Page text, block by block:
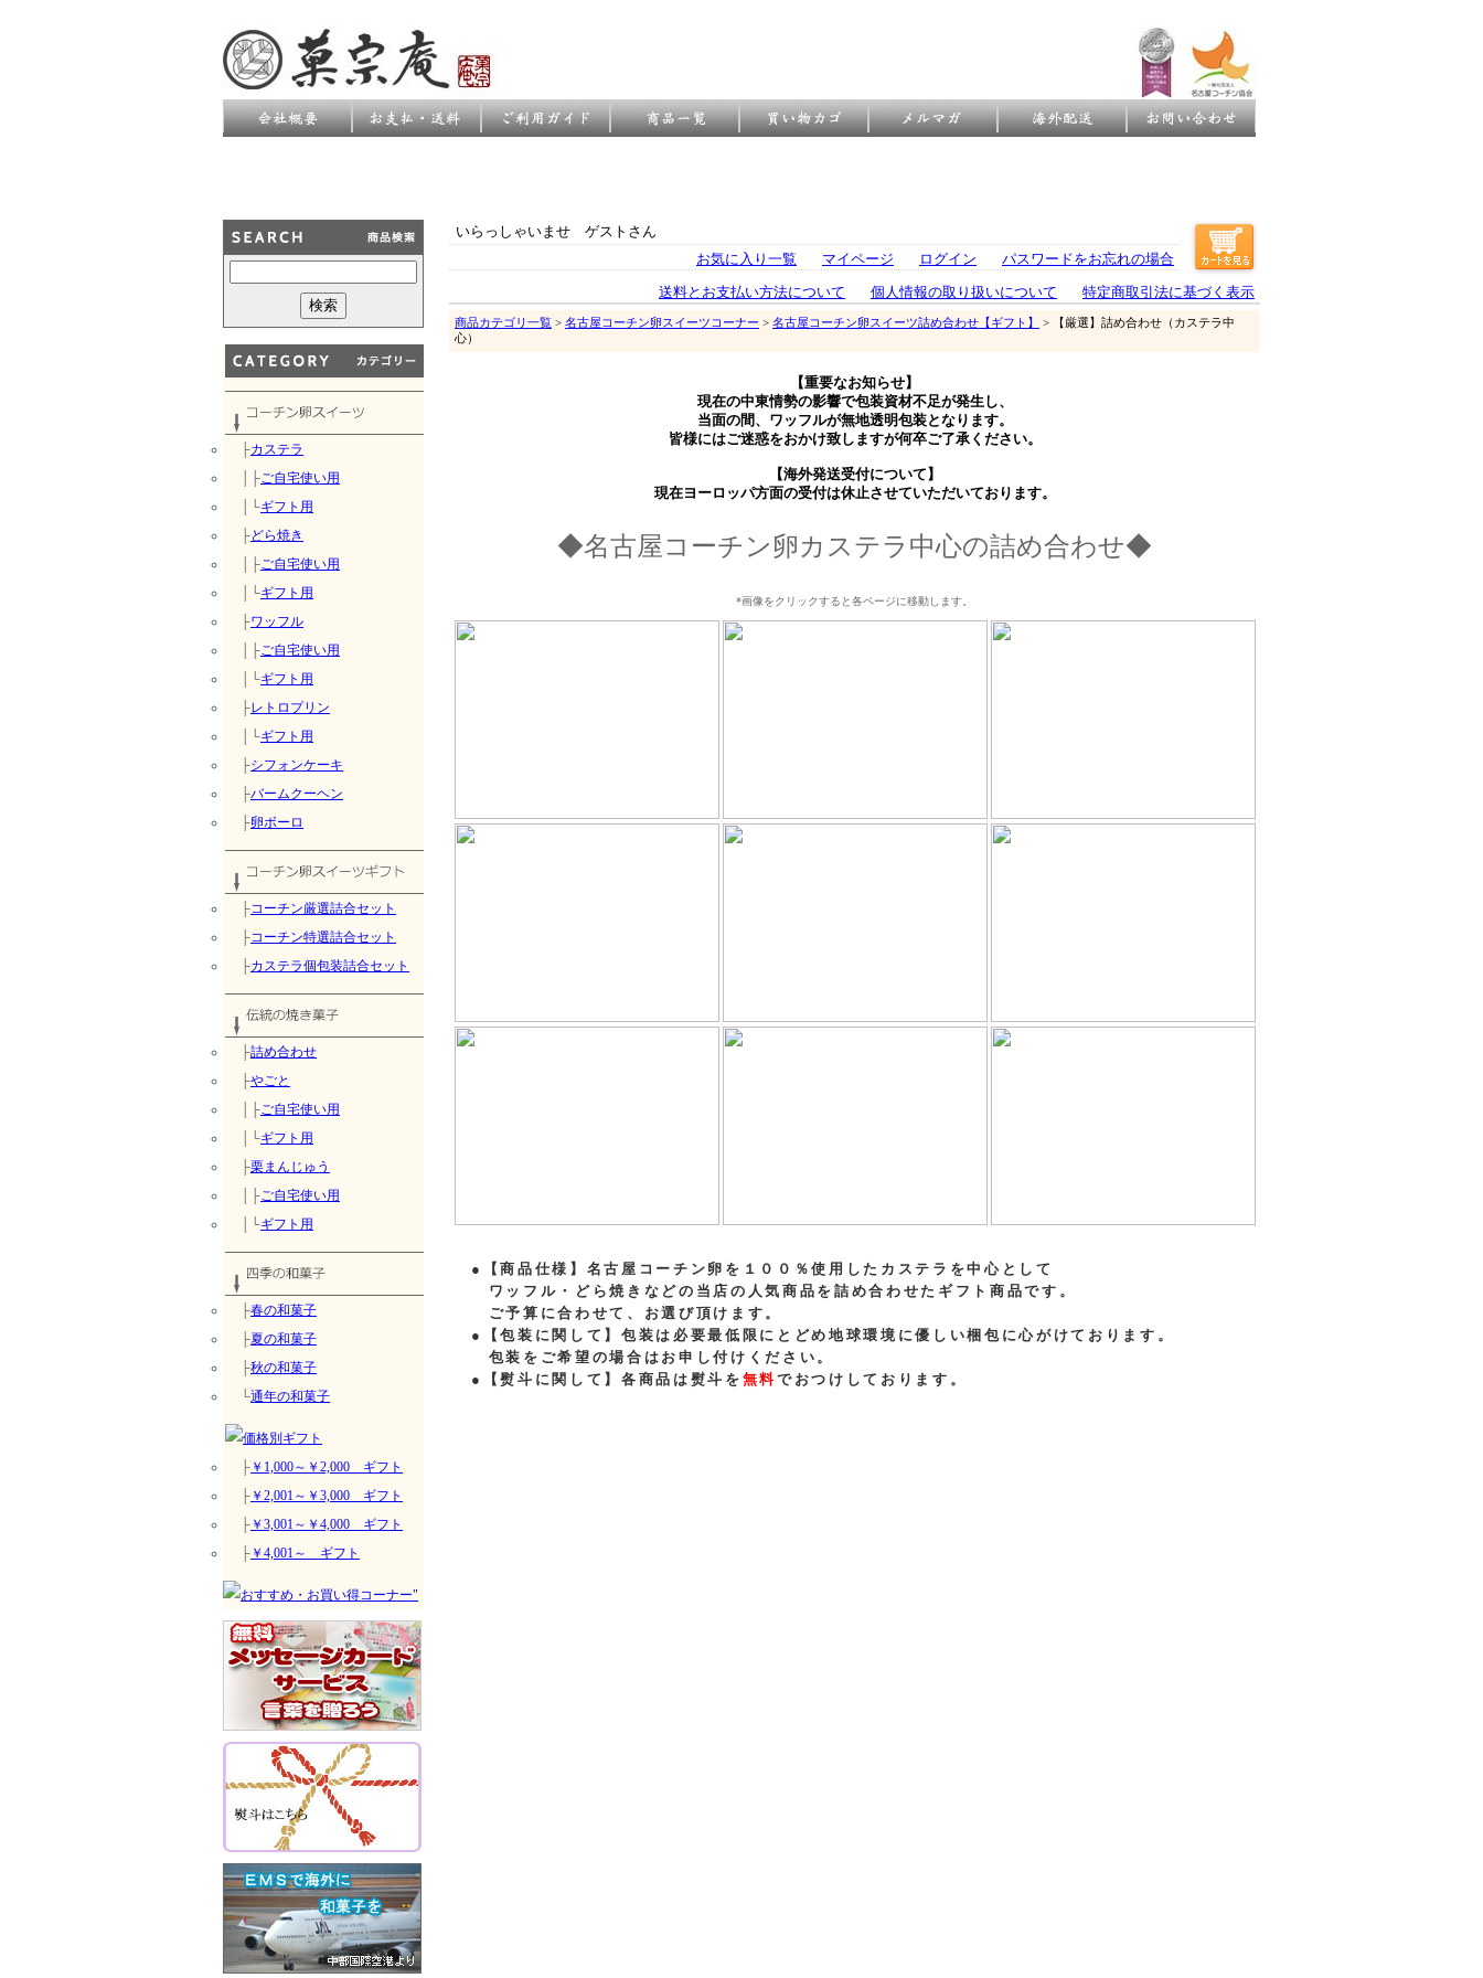
├カステラ
│├ご自宅使い用
│└ギフト用
├どら焼き
│├ご自宅使い用
│└ギフト用
├ワッフル
│├ご自宅使い用
│└ギフト用
├レトロプリン
│└ギフト用
├シフォンケーキ
├バームクーヘン
├卵ボーロ
├コーチン厳選詰合セット
├コーチン特選詰合セット
├カステラ個包装詰合セット
├詰め合わせ
├やごと
│├ご自宅使い用
│└ギフト用
├栗まんじゅう
│├ご自宅使い用
│└ギフト用
├春の和菓子
├夏の和菓子
├秋の和菓子
└通年の和菓子
├ ￥1,000～￥2,000 ギフト
├ ￥2,001～￥3,000 ギフト
├ ￥3,001～￥4,000 ギフト
├ ￥4,001～ ギフト
いらっしゃいませ ゲストさん
お気に入り一覧
マイページ ログイン パスワードをお忘れの場合
送料とお支払い方法について 個人情報の取り扱いについて 特定商取引法に基づく表示
商品カテゴリ一覧 > 名古屋コーチン卵スイーツコーナー > 名古屋コーチン卵スイーツ詰め合わせ【ギフト】
> 【厳選】詰め合わせ（カステラ中
心）
【重要なお知らせ】
現在の中東情勢の影響で包装資材不足が発生し、
当面の間、ワッフルが無地透明包装となります。
皆様にはご迷惑をおかけ致しますが何卒ご了承ください。
【海外発送受付について】
現在ヨーロッパ方面の受付は休止させていただいております。
◆名古屋コーチン卵カステラ中心の詰め合わせ◆
*画像をクリックすると各ページに移動します。
●【商品仕様】名古屋コーチン卵を１００％使用したカステラを中心として
ワッフル・どら焼きなどの当店の人気商品を詰め合わせたギフト商品です。
ご予算に合わせて、お選び頂けます。
●【包装に関して】包装は必要最低限にとどめ地球環境に優しい梱包に心がけております。
包装をご希望の場合はお申し付けください。
●【熨斗に関して】各商品は熨斗を 無料でおつけしております。